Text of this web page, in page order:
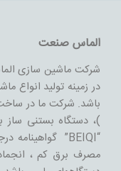
الماس صنعت
شرکت ماشین سازی الماس صنعت از
در زمینه تولید انواع
باشد. شرکت ما در
)، دستگاه بستنی
مصرف برق کم ،